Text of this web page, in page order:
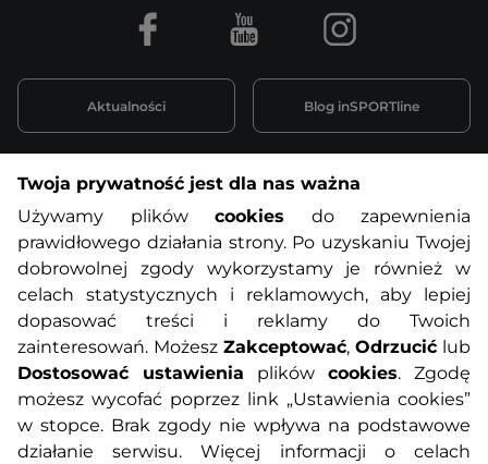
Informacje o zakupach
O nas Regulamin sklepu
Polityka prywatności Koszty przesyłek
Metody płatności Program lojalnościowy
Aktualności Blog inSPORTline
Facebook Youtube Instagram
Twoja prywatność jest dla nas ważna
Używamy plików cookies do zapewnienia
prawidłowego działania strony. Po uzyskaniu Twojej
dobrowolnej zgody wykorzystamy je również w
celach statystycznych i reklamowych, aby lepiej
dopasować treści i reklamy do Twoich
zainteresowań. Możesz Zakceptować, Odrzucić lub
Dostosować ustawienia plików cookies. Zgodę
możesz wycofać poprzez link „Ustawienia cookies”
w stopce. Brak zgody nie wpływa na podstawowe
działanie serwisu. Więcej informacji o celach